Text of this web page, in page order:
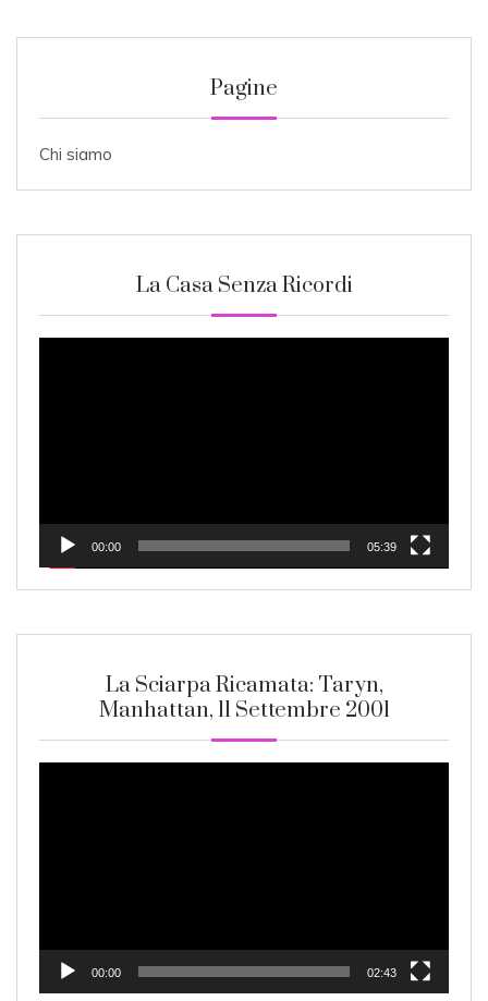
Pagine
Chi siamo
La Casa Senza Ricordi
00:00 05:39
La Sciarpa Ricamata: Taryn,
Manhattan, 11 Settembre 2001
00:00 02:43